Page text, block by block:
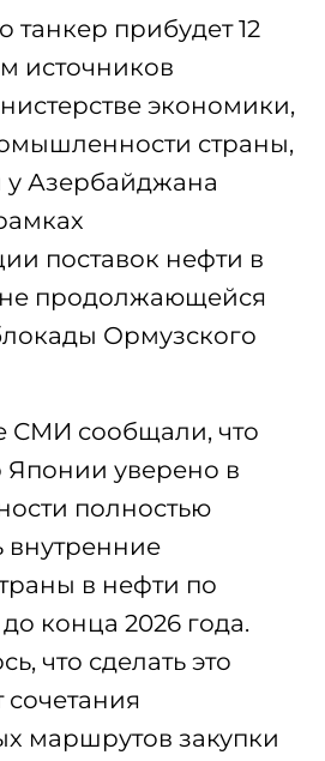
танкер прибудет 12
источников
экономики,
страны,
у Азербайджана
поставок нефти в
продолжающейся
Ормузского
СМИ сообщали, что
Японии уверено в
полностью
внутренние
в нефти по
конца 2026 года.
что сделать это
сочетания
маршрутов закупки